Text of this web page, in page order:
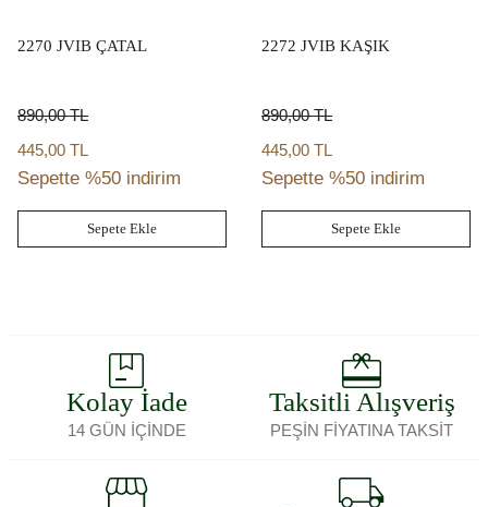
2270 JVIB ÇATAL
890,00TL
445,00 TL
Sepette %50 indirim
Sepete Ekle
2272 JVIB KAŞIK
890,00TL
445,00 TL
Sepette %50 indirim
Sepete Ekle
Kolay İade
14 GÜN İÇİNDE
Taksitli Alışveriş
PEŞİN FİYATINA TAKSİT